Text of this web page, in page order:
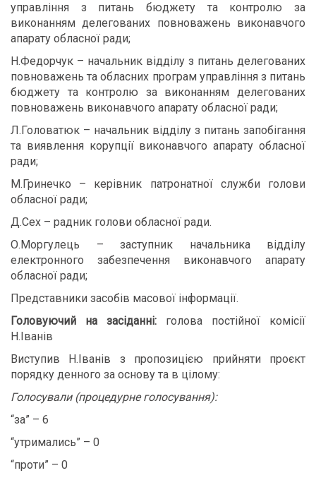
управління з питань бюджету та контролю за
виконанням делегованих повноважень виконавчого
апарату обласної ради;
Н.Федорчук – начальник відділу з питань делегованих
повноважень та обласних програм управління з питань
бюджету та контролю за виконанням делегованих
повноважень виконавчого апарату обласної ради;
Л.Головатюк – начальник відділу з питань запобігання
та виявлення корупції виконавчого апарату обласної
ради;
М.Гринечко – керівник патронатної служби голови
обласної ради;
Д.Сех – радник голови обласної ради.
О.Моргулець – заступник начальника відділу
електронного забезпечення виконавчого апарату
обласної ради;
Представники засобів масової інформації.
Головуючий на засіданні: голова постійної комісії
Н.Іванів
Виступив Н.Іванів з пропозицією прийняти проєкт
порядку денного за основу та в цілому:
Голосували (процедурне голосування):
“за” – 6
“утримались” – 0
“проти” – 0